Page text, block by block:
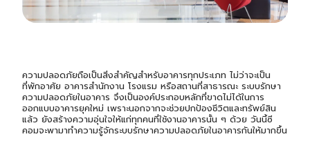
ความปลอดภัยถือเป็นสิ่งสำคัญสำหรับอาคารทุกประเภท ไม่ว่าจะเป็น
ที่พักอาศัย อาคารสำนักงาน โรงแรม หรือสถานที่สาธารณะ ระบบรักษา
ความปลอดภัยในอาคาร จึงเป็นองค์ประกอบหลักที่ขาดไม่ได้ในการ
ออกแบบอาคารยุคใหม่ เพราะนอกจากจะช่วยปกป้องชีวิตและทรัพย์สิน
แล้ว ยังสร้างความอุ่นใจให้แก่ทุกคนที่ใช้งานอาคารนั้น ๆ ด้วย วันนี้ซี
คอมจะพามาทำความรู้จักระบบรักษาความปลอดภัยในอาคารกันให้มากขึ้น